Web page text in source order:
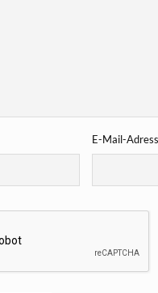
E-Mail-